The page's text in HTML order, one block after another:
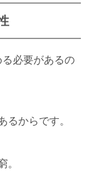
必要があるの
るからです。
。